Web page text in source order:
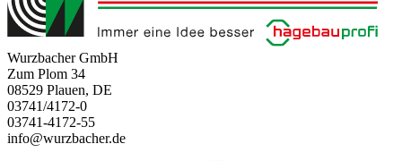
Wurzbacher GmbH
Zum Plom 34
08529 Plauen, DE
03741/4172-0
03741-4172-55
info@wurzbacher.de